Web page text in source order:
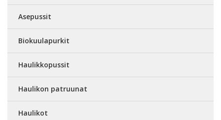
Asepussit
Biokuulapurkit
Haulikkopussit
Haulikon patruunat
Haulikot